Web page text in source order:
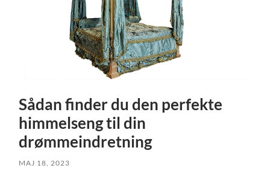
Sådan finder du den perfekte
himmelseng til din
drømmeindretning
MAJ 18, 2023